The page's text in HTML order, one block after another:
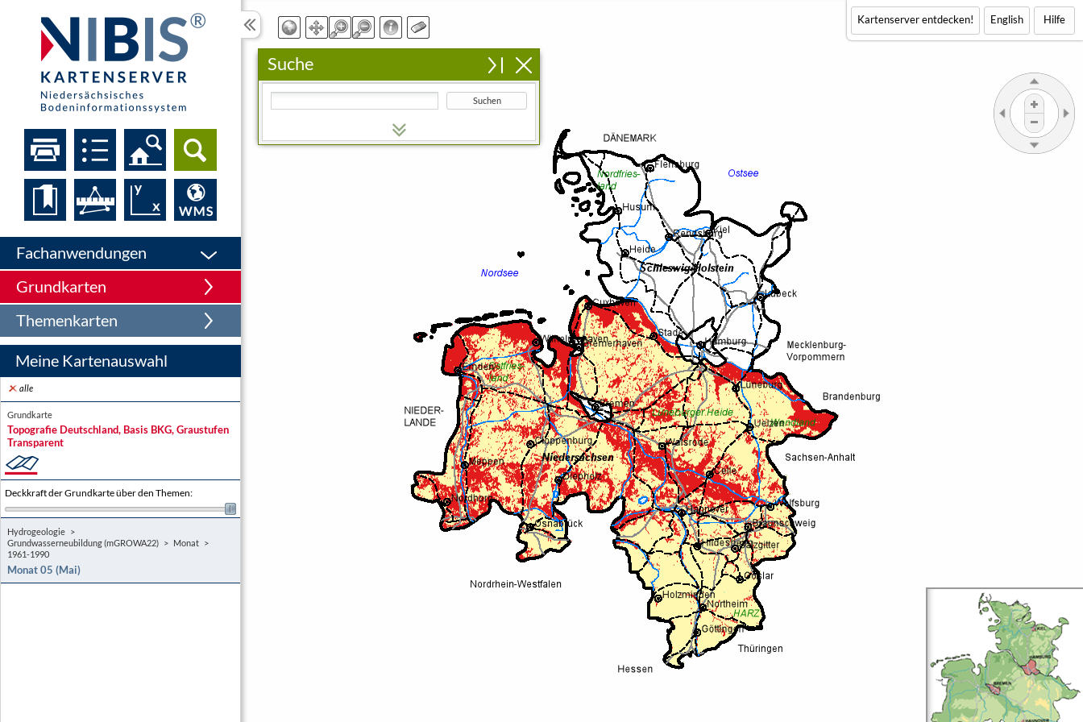
Fachanwendungen
Grundkarten
Themenkarten
Meine Kartenauswahl
alle
Grundkarte
Topografie Deutschland, Basis BKG, Graustufen
Transparent
Deckkraft der Grundkarte über den Themen:
Hydrogeologie
Grundwasserneubildung (mGROWA22)
Monat
1961-1990
Monat 05 (Mai)
Kartenserver entdecken! English Hilfe
Suche
Suchen